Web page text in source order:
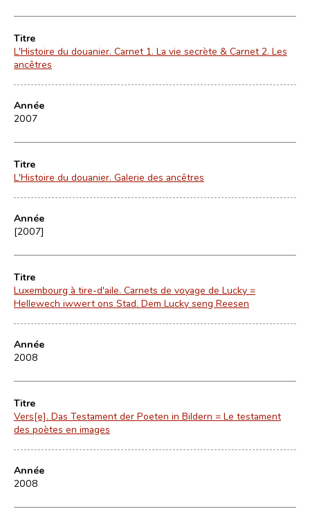
Titre
L'Histoire du douanier. Carnet 1. La vie secrète & Carnet 2. Les
ancêtres
Année
2007
Titre
L'Histoire du douanier. Galerie des ancêtres
Année
[2007]
Titre
Luxembourg à tire-d'aile. Carnets de voyage de Lucky =
Hellewech iwwert ons Stad. Dem Lucky seng Reesen
Année
2008
Titre
Vers[e]. Das Testament der Poeten in Bildern = Le testament
des poètes en images
Année
2008